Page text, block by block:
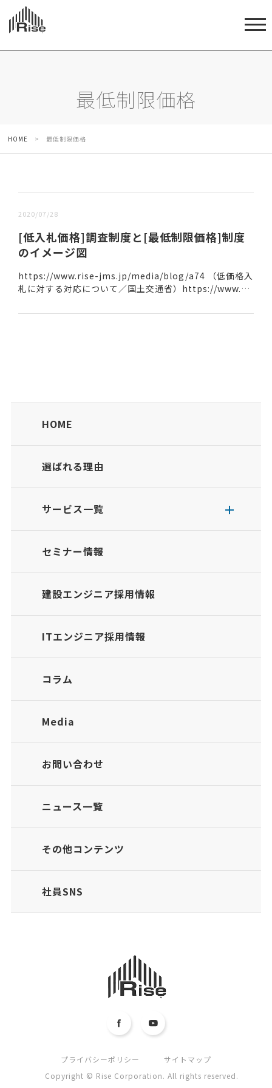
最低制限価格
HOME > 最低制限価格
2020/07/28
[低入札価格]調査制度と[最低制限価格]制度
のイメージ図
https://www.rise-jms.jp/media/blog/a74 （低価格入
札に対する対応について／国土交通省）https://www.ml
HOME
選ばれる理由
サービス一覧
セミナー情報
建設エンジニア採用情報
ITエンジニア採用情報
コラム
Media
お問い合わせ
ニュース一覧
その他コンテンツ
社員SNS
プライバシーポリシー
サイトマップ
Copyright © Rise Corporation. All rights reserved.